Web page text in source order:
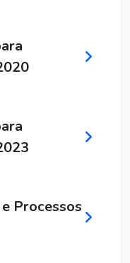
Processos